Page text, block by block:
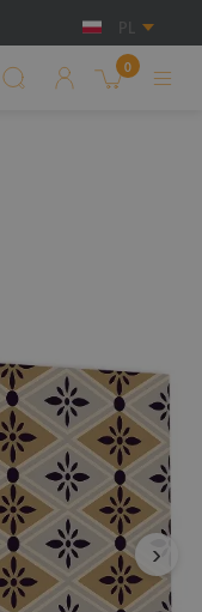
PL
0
›